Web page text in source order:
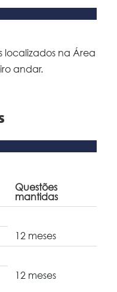
localizados na Área
andar.
Questões
mantidas
12 meses
12 meses